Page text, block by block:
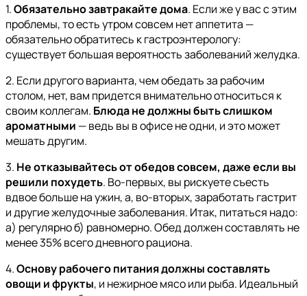
1.Обязательно завтракайте дома. Если же у вас с этим
проблемы, то есть утром совсем нет аппетита —
обязательно обратитесь к гастроэнтерологу:
существует большая вероятность заболеваний желудка.
2. Если другого варианта, чем обедать за рабочим
столом, нет, вам придется внимательно относиться к
своим коллегам. Блюда не должны быть слишком
ароматными — ведь вы в офисе не одни, и это может
мешать другим.
3. Не отказывайтесь от обедов совсем, даже если вы
решили похудеть. Во-первых, вы рискуете съесть
вдвое больше на ужин, а, во-вторых, заработать гастрит
и другие желудочные заболевания. Итак, питаться надо:
а) регулярно б) равномерно. Обед должен составлять не
менее 35% всего дневного рациона.
4.Основу рабочего питания должны составлять
овощи и фрукты, и нежирное мясо или рыба. Идеальный